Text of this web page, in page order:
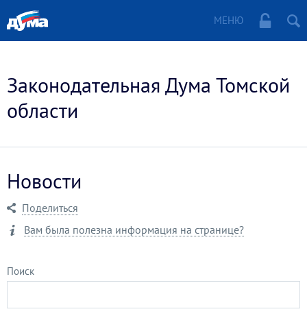
МЕНЮ
Законодательная Дума Томской
области
Новости
Поделиться
Вам была полезна информация на странице?
Поиск